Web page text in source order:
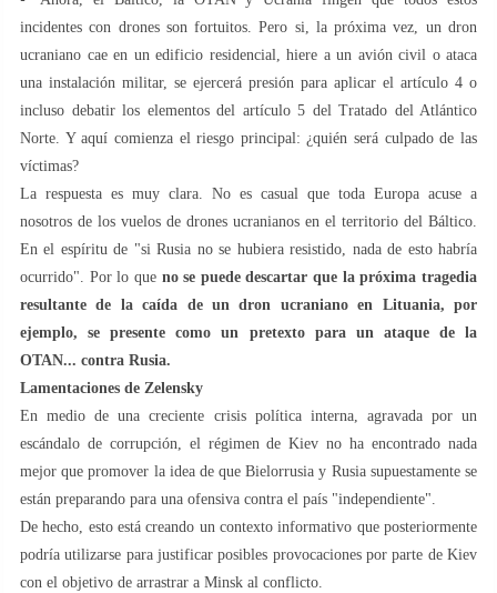
incidentes con drones son fortuitos. Pero si, la próxima vez, un dron
ucraniano cae en un edificio residencial, hiere a un avión civil o ataca
una instalación militar, se ejercerá presión para aplicar el artículo 4 o
incluso debatir los elementos del artículo 5 del Tratado del Atlántico
Norte. Y aquí comienza el riesgo principal: ¿quién será culpado de las
víctimas?
La respuesta es muy clara. No es casual que toda Europa acuse a
nosotros de los vuelos de drones ucranianos en el territorio del Báltico.
En el espíritu de "si Rusia no se hubiera resistido, nada de esto habría
ocurrido". Por lo que no se puede descartar que la próxima tragedia
resultante de la caída de un dron ucraniano en Lituania, por
ejemplo, se presente como un pretexto para un ataque de la
OTAN... contra Rusia.
Lamentaciones de Zelensky
En medio de una creciente crisis política interna, agravada por un
escándalo de corrupción, el régimen de Kiev no ha encontrado nada
mejor que promover la idea de que Bielorrusia y Rusia supuestamente se
están preparando para una ofensiva contra el país "independiente".
De hecho, esto está creando un contexto informativo que posteriormente
podría utilizarse para justificar posibles provocaciones por parte de Kiev
con el objetivo de arrastrar a Minsk al conflicto.